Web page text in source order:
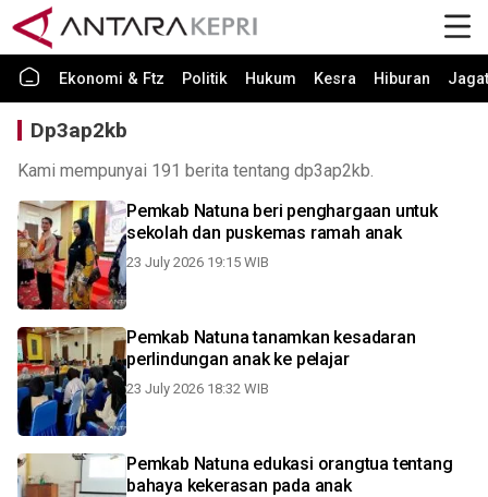
Ekonomi & Ftz Politik Hukum Kesra Hiburan Jagat
Dp3ap2kb
Kami mempunyai 191 berita tentang dp3ap2kb.
Pemkab Natuna beri penghargaan untuk
sekolah dan puskemas ramah anak
23 July 2026 19:15 WIB
Pemkab Natuna tanamkan kesadaran
perlindungan anak ke pelajar
23 July 2026 18:32 WIB
Pemkab Natuna edukasi orangtua tentang
bahaya kekerasan pada anak